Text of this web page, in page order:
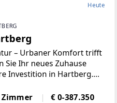
Heute
– Urbaner Komfort trifft
Sie Ihr neues Zuhause
Investition in Hartberg.
vereint das Beste
Nähe zum
Zimmer € 0-387.350